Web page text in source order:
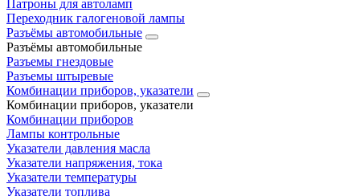
Патроны для автоламп
Переходник галогеновой лампы
Разъёмы автомобильные
Разъёмы автомобильные
Разъемы гнездовые
Разъемы штыревые
Комбинации приборов, указатели
Комбинации приборов, указатели
Комбинации приборов
Лампы контрольные
Указатели давления масла
Указатели напряжения, тока
Указатели температуры
Указатели топлива